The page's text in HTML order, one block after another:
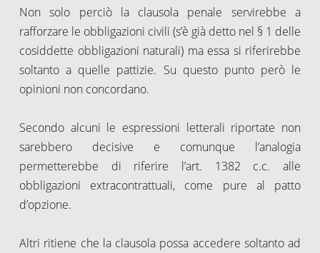
Non solo perciò la clausola penale servirebbe a
rafforzare le obbligazioni civili (s’è già detto nel § 1 delle
cosiddette obbligazioni naturali) ma essa si riferirebbe
soltanto a quelle pattizie. Su questo punto però le
opinioni non concordano.
Secondo alcuni le espressioni letterali riportate non
sarebbero decisive e comunque l’analogia
permetterebbe di riferire l’art. 1382 c.c. alle
obbligazioni extracontrattuali, come pure al patto
d’opzione.
Altri ritiene che la clausola possa accedere soltanto ad